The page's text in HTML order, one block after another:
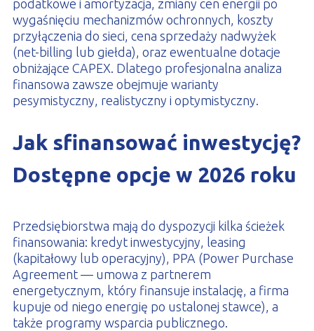
podatkowe i amortyzacja, zmiany cen energii po
wygaśnięciu mechanizmów ochronnych, koszty
przyłączenia do sieci, cena sprzedaży nadwyżek
(net-billing lub giełda), oraz ewentualne dotacje
obniżające CAPEX. Dlatego profesjonalna analiza
finansowa zawsze obejmuje warianty
pesymistyczny, realistyczny i optymistyczny.
Jak sfinansować inwestycję?
Dostępne opcje w 2026 roku
Przedsiębiorstwa mają do dyspozycji kilka ścieżek
finansowania: kredyt inwestycyjny, leasing
(kapitałowy lub operacyjny), PPA (Power Purchase
Agreement — umowa z partnerem
energetycznym, który finansuje instalację, a firma
kupuje od niego energię po ustalonej stawce), a
także programy wsparcia publicznego.